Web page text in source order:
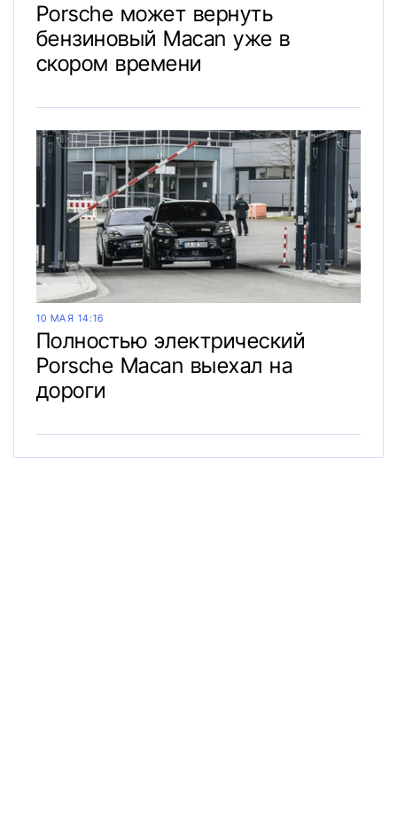
Porsche может вернуть
бензиновый Macan уже в
скором времени
10 МАЯ 14:16
Полностью электрический
Porsche Macan выехал на
дороги